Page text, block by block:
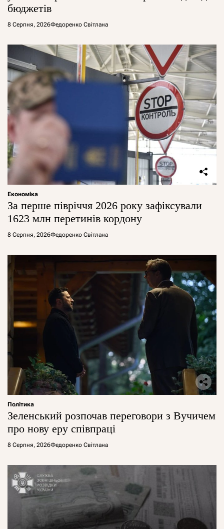
бюджетів
8 Серпня, 2026Федоренко Світлана
Економіка
За перше півріччя 2026 року зафіксували
1623 млн перетинів кордону
8 Серпня, 2026Федоренко Світлана
Політика
Зеленський розпочав переговори з Вучичем
про нову еру співпраці
8 Серпня, 2026Федоренко Світлана